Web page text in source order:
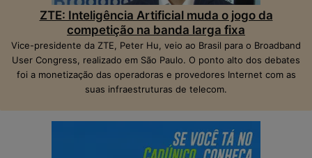
ZTE: Inteligência Artificial muda o jogo da
competição na banda larga fixa
Vice-presidente da ZTE, Peter Hu, veio ao Brasil para o Broadband
User Congress, realizado em São Paulo. O ponto alto dos debates
foi a monetização das operadoras e provedores Internet com as
suas infraestruturas de telecom.